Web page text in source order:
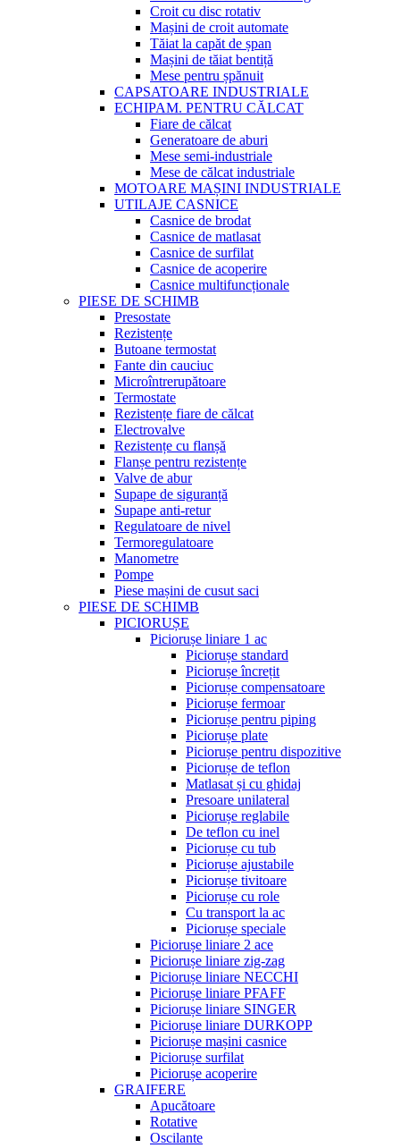
Croit cu disc rotativ
Mașini de croit automate
Tăiat la capăt de șpan
Mașini de tăiat bentiță
Mese pentru șpănuit
CAPSATOARE INDUSTRIALE
ECHIPAM. PENTRU CĂLCAT
Fiare de călcat
Generatoare de aburi
Mese semi-industriale
Mese de călcat industriale
MOTOARE MAȘINI INDUSTRIALE
UTILAJE CASNICE
Casnice de brodat
Casnice de matlasat
Casnice de surfilat
Casnice de acoperire
Casnice multifuncționale
PIESE DE SCHIMB
Presostate
Rezistențe
Butoane termostat
Fante din cauciuc
Microîntrerupătoare
Termostate
Rezistențe fiare de călcat
Electrovalve
Rezistențe cu flanșă
Flanșe pentru rezistențe
Valve de abur
Supape de siguranță
Supape anti-retur
Regulatoare de nivel
Termoregulatoare
Manometre
Pompe
Piese mașini de cusut saci
PIESE DE SCHIMB
PICIORUȘE
Piciorușe liniare 1 ac
Piciorușe standard
Piciorușe încrețit
Piciorușe compensatoare
Piciorușe fermoar
Piciorușe pentru piping
Piciorușe plate
Piciorușe pentru dispozitive
Piciorușe de teflon
Matlasat și cu ghidaj
Presoare unilateral
Piciorușe reglabile
De teflon cu inel
Piciorușe cu tub
Piciorușe ajustabile
Piciorușe tivitoare
Piciorușe cu role
Cu transport la ac
Piciorușe speciale
Piciorușe liniare 2 ace
Piciorușe liniare zig-zag
Piciorușe liniare NECCHI
Piciorușe liniare PFAFF
Piciorușe liniare SINGER
Piciorușe liniare DURKOPP
Piciorușe mașini casnice
Piciorușe surfilat
Piciorușe acoperire
GRAIFERE
Apucătoare
Rotative
Oscilante